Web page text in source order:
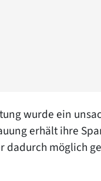
wurde ein
erhält ihre
dadurch möglich